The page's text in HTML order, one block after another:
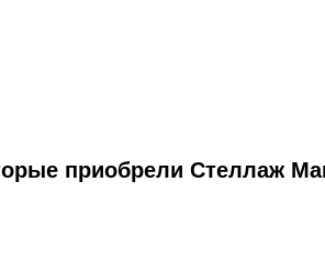
приобрели Стеллаж